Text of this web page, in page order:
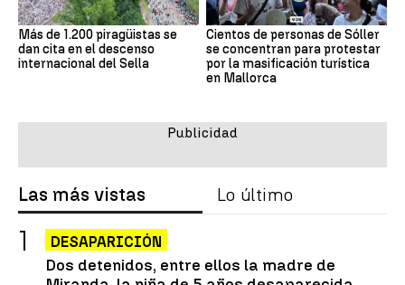
Más de 1.200 piragüistas se
dan cita en el descenso
internacional del Sella
Cientos de personas de Sóller
se concentran para protestar
por la masificación turística
en Mallorca
Las más vistas Lo último
DESAPARICIÓN
Dos detenidos, entre ellos la madre de